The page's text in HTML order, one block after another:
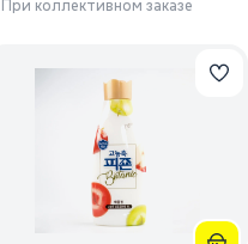
При коллективном заказе